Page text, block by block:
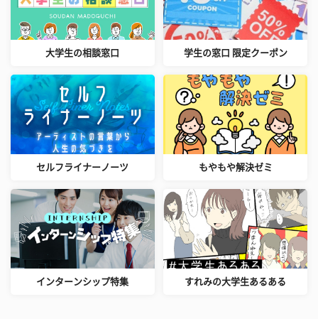
大学生の相談窓口 学生の窓口 限定クーポン
セルフライナーノーツ もやもや解決ゼミ
インターンシップ特集 すれみの大学生あるある